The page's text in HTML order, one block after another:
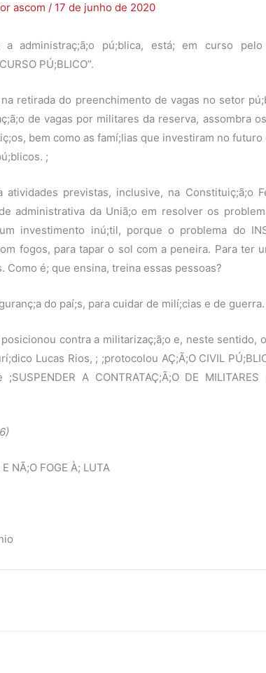
ascom / 17 de junho de 2020
administraç;ã;o pú;blica, está; em curso
PÚ;BLICO”.
retirada do preenchimento de vagas no setor
de vagas por militares da reserva, assombra
bem como as famí;lias que investiram no
;
previstas, inclusive, na Constituiç;ã;o
administrativa da Uniã;o em resolver os
investimento inú;til, porque o problema do
fogos, para tapar o sol com a peneira. Para ter
Como é; que ensina, treina essas pessoas?
do paí;s, para cuidar de milí;cias e de guerra.
posicionou contra a militarizaç;ã;o e, neste sentido,
Lucas Rios, ; ;protocolou AÇ;Ã;O CIVIL
A CONTRATAÇ;Ã;O DE
NÃ;O FOGE À; LUTA